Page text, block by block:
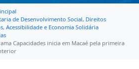
de Desenvolvimento Social, Direitos
Acessibilidade e Economia Solidária
Capacidades inicia em Macaé pela primeira